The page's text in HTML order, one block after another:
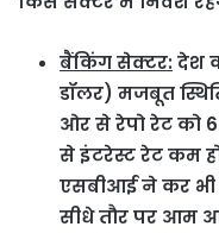
बैंकिंग सेक्टर: देश
डॉलर) मजबूत
ओर से रेपो रेट को
से इंटरेस्ट रेट कम
एसबीआई ने कर भी
सीधे तौर पर आम